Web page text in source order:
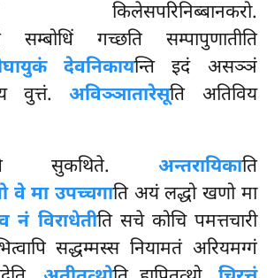
किलेसपरिनिब्बानकरो.
सम्बोधिं गच्छति सम्पापुणातीति
देवनिकायन्ति इदं असञ्ञं
वुत्तं.अविञ्ञातारेसूति अतिविय
सुकथिते. अन्तरायिकाति
वे मा उपच्चगाति अयं लद्धो खणो मा
नं विराधेतीति सचे कोचि पमत्तचारी
सद्धम्मस्स नियामतं अरियमग्गं